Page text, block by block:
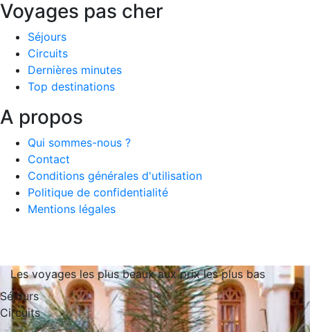
Voyages pas cher
Séjours
Circuits
Dernières minutes
Top destinations
A propos
Qui sommes-nous ?
Contact
Conditions générales d'utilisation
Politique de confidentialité
Mentions légales
Les voyages les plus beaux aux prix les plus bas
Séjours
Circuits